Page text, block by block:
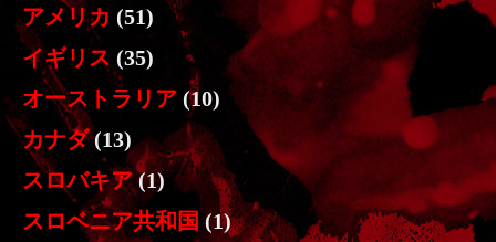
アメリカ (51)
イギリス (35)
オーストラリア (10)
カナダ(13)
スロバキア(1)
スロベニア共和国 (1)